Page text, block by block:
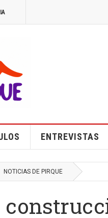
ENTREVISTAS
NOTICIAS DE PIRQUE